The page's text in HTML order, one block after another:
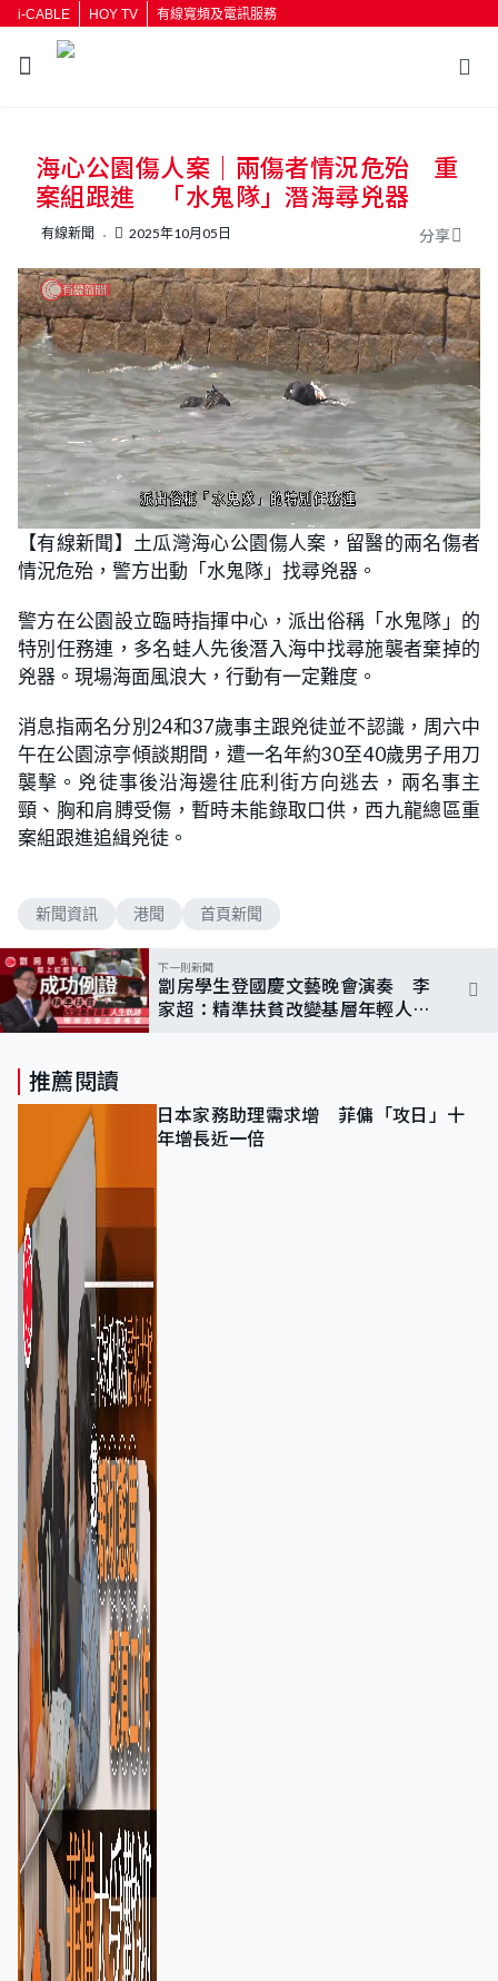
i-CABLE HOY TV 有線寬頻及電訊服務
按輸入鍵開始搜尋
海心公園傷人案｜兩傷者情況危殆 重
案組跟進 「水鬼隊」潛海尋兇器
有線新聞 2025年10月05日 分享
U
n
m
L
o
a
d
e
d
8
2
1
%
【有線新聞】土瓜灣海心公園傷人案，留醫的兩名傷者
情況危殆，警方出動「水鬼隊」找尋兇器。
警方在公園設立臨時指揮中心，派出俗稱「水鬼隊」的
特別任務連，多名蛙人先後潛入海中找尋施襲者棄掉的
兇器。現場海面風浪大，行動有一定難度。
消息指兩名分別24和37歲事主跟兇徒並不認識，周六中
午在公園涼亭傾談期間，遭一名年約30至40歲男子用刀
襲擊。兇徒事後沿海邊往庇利街方向逃去，兩名事主
頸、胸和肩膊受傷，暫時未能錄取口供，西九龍總區重
案組跟進追緝兇徒。
新聞資訊 港聞 首頁新聞
下一則新聞
劏房學生登國慶文藝晚會演奏 李
家超：精準扶貧改變基層年輕人人
推薦閱讀
日本家務助理需求增 菲傭「攻日」十
年增長近一倍